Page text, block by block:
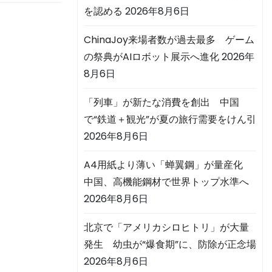
を認める 2026年8月6日
ChinaJoy来場者数が過去最多 ゲーム
の祭典がAIロボット展示へ進化2026年
8月6日
「列車」が新たな消費を創出 中国
で“鉄道＋観光”が夏の旅行需要をけん引
2026年8月6日
A4用紙より薄い「蝉翼鋼」が量産化
中国、高機能鋼材で世界トップ水準へ
2026年8月6日
北京で「アメリカシロヒトリ」が大量
発生 幼虫が“爆食期”に、防除が正念場
2026年8月6日